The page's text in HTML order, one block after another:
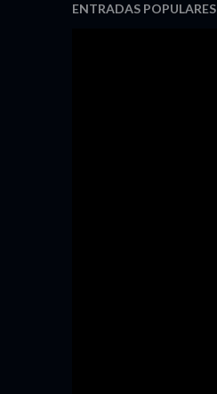
ENTRADAS POPULARES